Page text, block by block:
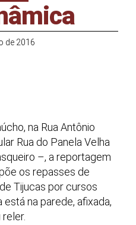
de 2016
na Rua Antônio
Rua do Panela Velha
–, a reportagem
os repasses de
Tijucas por cursos
na parede, afixada,